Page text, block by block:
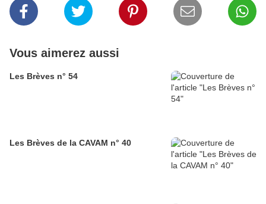
Vous aimerez aussi
Les Brèves n° 54
Les Brèves de la CAVAM n° 40